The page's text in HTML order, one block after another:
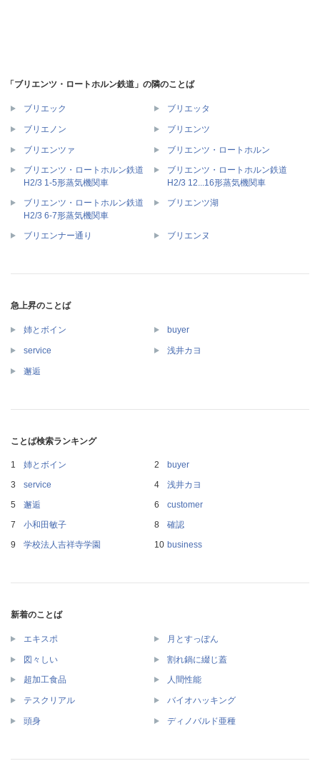
「ブリエンツ・ロートホルン鉄道」の隣のことば
ブリエック ブリエッタ
ブリエノン ブリエンツ
ブリエンツァ
ブリエンツ・ロートホルン
ブリエンツ・ロートホルン鉄道
H2/3 1-5形蒸気機関車
ブリエンツ・ロートホルン鉄道
H2/3 12...16形蒸気機関車
ブリエンツ・ロートホルン鉄道
H2/3 6-7形蒸気機関車
ブリエンツ湖
ブリエンナー通り ブリエンヌ
急上昇のことば
姉とボイン buyer
service 浅井カヨ
邂逅
ことば検索ランキング
姉とボイン
buyer
service
浅井カヨ
邂逅
customer
小和田敏子
確認
学校法人吉祥寺学園
business
新着のことば
エキスポ 月とすっぽん
図々しい 割れ鍋に綴じ蓋
超加工食品 人間性能
テスクリアル バイオハッキング
頭身 ディノバルド亜種